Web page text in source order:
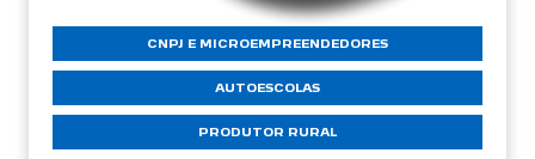
CNPJ E MICROEMPREENDEDORES
AUTOESCOLAS
PRODUTOR RURAL